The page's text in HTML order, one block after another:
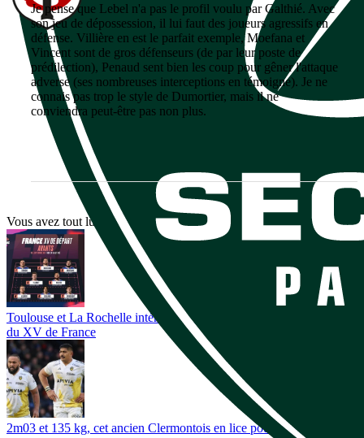
Je pense que Lebel n'a pas le profil voulu par Galthié. Avec
son jeu de dépossession, il lui faut des joueurs agressifs en
défense. Villière en est le parfait exemple, Moefana et
Vincent sont de gros défenseurs (de par leur poste de
prédilection), Penaud sent bien les coup pour gêner l'attaque
adverse (ses nombreuses interceptions en témoigne). Je ne
connais pas trop le style de Dumortier, mais il ne
conviendra peut-être pas non plus.
Vous avez tout lu ?
Toulouse et La Rochelle intéressés ? Toulon lorgne aussi ce talent
du XV de France
2m03 et 135 kg, cet ancien Clermontois en lice pour succéder à Will